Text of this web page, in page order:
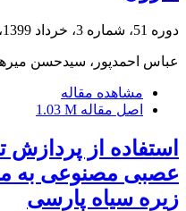
دوره 51، شماره 3، خرداد 1399، صفحه
عباس احمدپور، سیدحسن
مشاهده مقاله
اصل مقاله 1.03 M
استفاده از
عصبی مصنوعی به
زیره سیاه پارسی